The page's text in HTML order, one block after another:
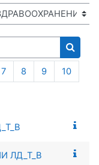
Поиск
7 8 9
10
ЛД_Т_В